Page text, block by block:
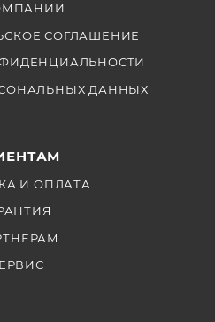
СОГЛАШЕНИЕ
ДАННЫХ
И ОПЛАТА